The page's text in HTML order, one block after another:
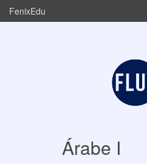
FenixEdu
Árabe I